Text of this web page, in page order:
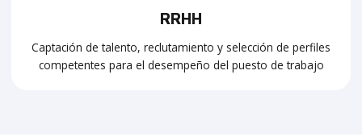
RRHH
Captación de talento, reclutamiento y selección de perfiles
competentes para el desempeño del puesto de trabajo